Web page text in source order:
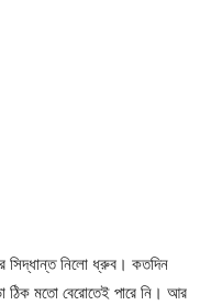
সিদ্ধান্ত নিলো ধ্রুব। কতদিন
ঠিক মতো বেরোতেই পারে নি। আর